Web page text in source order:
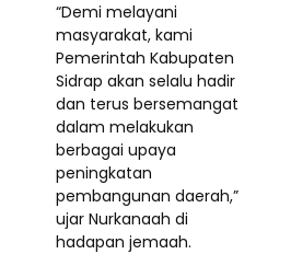
“Demi melayani
masyarakat, kami
Pemerintah Kabupaten
Sidrap akan selalu hadir
dan terus bersemangat
dalam melakukan
berbagai upaya
peningkatan
pembangunan daerah,”
ujar Nurkanaah di
hadapan jemaah.